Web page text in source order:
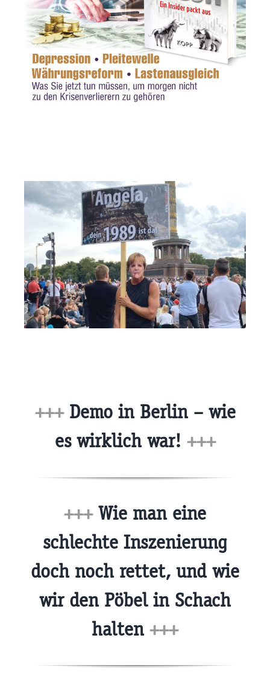
+++Demo in Berlin – wie
es wirklich war! +++
+++Wie man eine
schlechte Inszenierung
doch noch rettet, und wie
wir den Pöbel in Schach
halten +++